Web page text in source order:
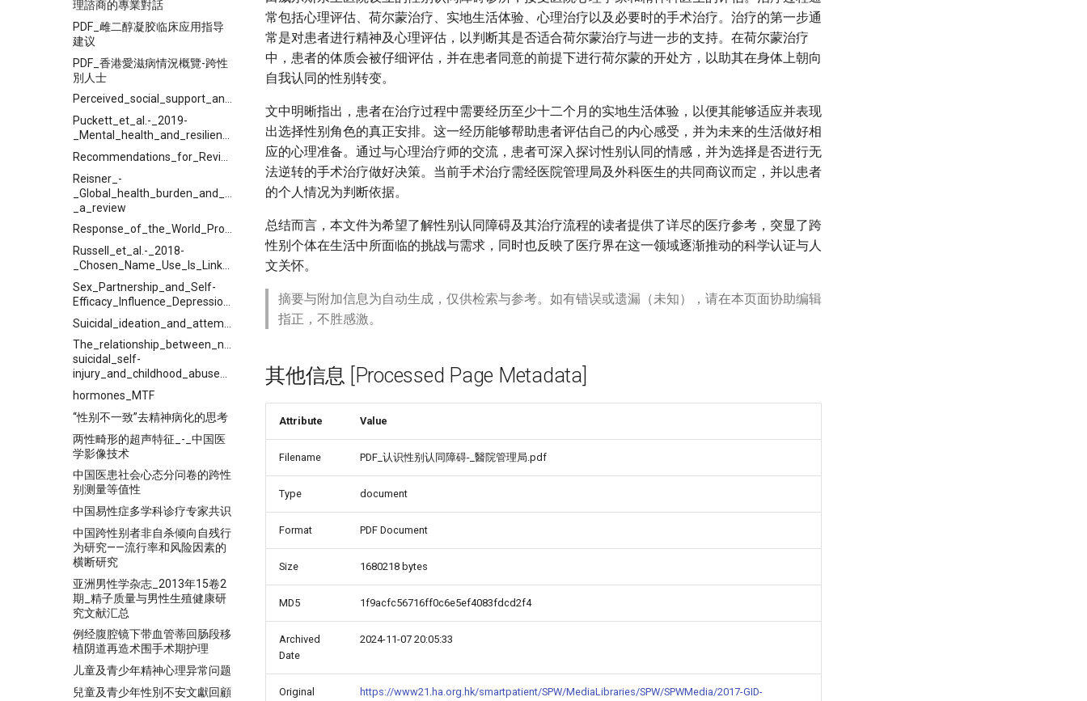
理諮商的專業對話
PDF_雌二醇凝胶临床应用指导
建议
PDF_香港愛滋病情況概覽-跨性
別人士
Perceived_social_support_and_its_relationship_with
Puckett_et_al.-_2019-
Reisner_-
_Global_health_burden_and_needs_of_transgender_populations-
_a_review
Response_of_the_World_Professional_Association_for_Transgender_Health_to_the_Proposed_DSM_5_Criteria_for_Gender_Incongruence
Russell_et_al.-_2018-
Sex_Partnership_and_Self-
The_relationship_between_non-
suicidal_self-
injury_and_childhood_abuse_in_transgender_people
hormones_MTF
“性别不一致”去精神病化的思考
两性畸形的超声特征_-_中国医
学影像技术
中国医患社会心态分问卷的跨性
别测量等值性
中国易性症多学科诊疗专家共识
中国跨性别者非自杀倾向自残行
为研究——流行率和风险因素的
横断研究
亚洲男性学杂志_2013年15卷2
期_精子质量与男性生殖健康研
究文献汇总
例经腹腔镜下带血管蒂回肠段移
植阴道再造术围手术期护理
儿童及青少年精神心理异常问题
兒童及青少年性別不安文獻回顧
常包括心理评估、荷尔蒙治疗、实地生活体验、心理治疗以及必要时的手术治疗。治疗的第一步通
常是对患者进行精神及心理评估，以判断其是否适合荷尔蒙治疗与进一步的支持。在荷尔蒙治疗
中，患者的体质会被仔细评估，并在患者同意的前提下进行荷尔蒙的开处方，以助其在身体上朝向
自我认同的性别转变。
文中明晰指出，患者在治疗过程中需要经历至少十二个月的实地生活体验，以便其能够适应并表现
出选择性别角色的真正安排。这一经历能够帮助患者评估自己的内心感受，并为未来的生活做好相
应的心理准备。通过与心理治疗师的交流，患者可深入探讨性别认同的情感，并为选择是否进行无
法逆转的手术治疗做好决策。当前手术治疗需经医院管理局及外科医生的共同商议而定，并以患者
的个人情况为判断依据。
总结而言，本文件为希望了解性别认同障碍及其治疗流程的读者提供了详尽的医疗参考，突显了跨
性别个体在生活中所面临的挑战与需求，同时也反映了医疗界在这一领域逐渐推动的科学认证与人
文关怀。
摘要与附加信息为自动生成，仅供检索与参考。如有错误或遗漏（未知），请在本页面协助编辑
指正，不胜感激。
其他信息 [Processed Page Metadata]
Attribute Value
Filename PDF_认识性别认同障碍-_醫院管理局.pdf
Type document
Format PDF Document
Size 1680218 bytes
MD5 1f9acfc56716ff0c6e5ef4083fdcd2f4
Archived
Date
2024-11-07 20:05:33
Original
https://www21.ha.org.hk/smartpatient/SPW/MediaLibraries/SPW/SPWMedia/2017-GID-